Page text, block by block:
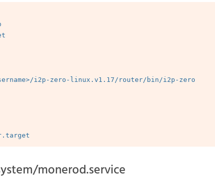
i2p-zero-linux.v1.17/router/bin/i2p-zero
monerod.service